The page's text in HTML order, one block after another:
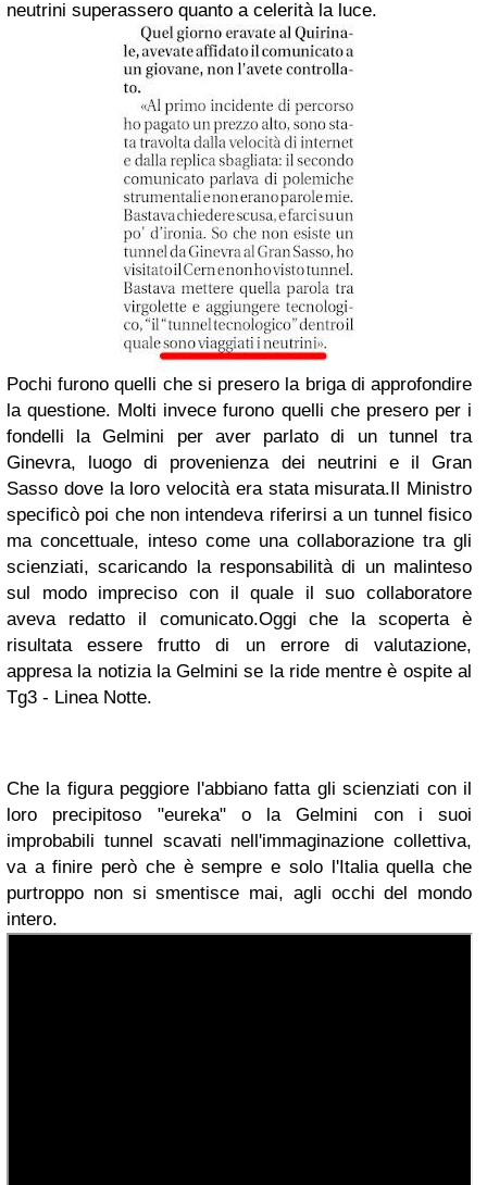
neutrini superassero quanto a celerità la luce.
Pochi furono quelli che si presero la briga di approfondire
la questione. Molti invece furono quelli che presero per i
fondelli la Gelmini per aver parlato di un tunnel tra
Ginevra, luogo di provenienza dei neutrini e il Gran
Sasso dove la loro velocità era stata misurata.Il Ministro
specificò poi che non intendeva riferirsi a un tunnel fisico
ma concettuale, inteso come una collaborazione tra gli
scienziati, scaricando la responsabilità di un malinteso
sul modo impreciso con il quale il suo collaboratore
aveva redatto il comunicato.Oggi che la scoperta è
risultata essere frutto di un errore di valutazione,
appresa la notizia la Gelmini se la ride mentre è ospite al
Tg3 - Linea Notte.
Che la figura peggiore l'abbiano fatta gli scienziati con il
loro precipitoso "eureka" o la Gelmini con i suoi
improbabili tunnel scavati nell'immaginazione collettiva,
va a finire però che è sempre e solo l'Italia quella che
purtroppo non si smentisce mai, agli occhi del mondo
intero.